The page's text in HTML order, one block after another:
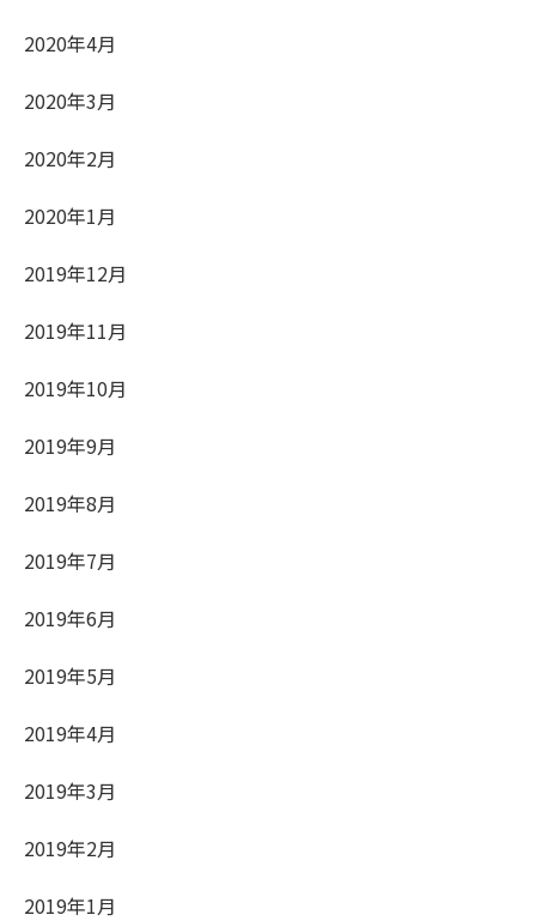
2020年4月
2020年3月
2020年2月
2020年1月
2019年12月
2019年11月
2019年10月
2019年9月
2019年8月
2019年7月
2019年6月
2019年5月
2019年4月
2019年3月
2019年2月
2019年1月